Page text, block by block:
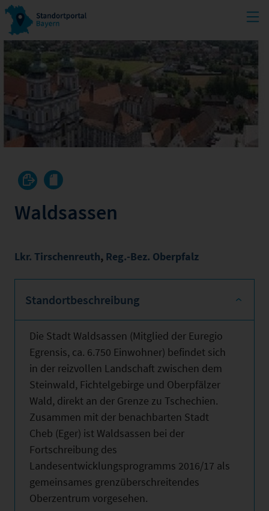
Waldsassen
Lkr. Tirschenreuth, Reg.-Bez. Oberpfalz
Standortbeschreibung
Die Stadt Waldsassen (Mitglied der Euregio
Egrensis, ca. 6.750 Einwohner) befindet sich
in der reizvollen Landschaft zwischen dem
Steinwald, Fichtelgebirge und Oberpfälzer
Wald, direkt an der Grenze zu Tschechien.
Zusammen mit der benachbarten Stadt
Cheb (Eger) ist Waldsassen bei der
Fortschreibung des
Landesentwicklungsprogramms 2016/17 als
gemeinsames grenzüberschreitendes
Oberzentrum vorgesehen.